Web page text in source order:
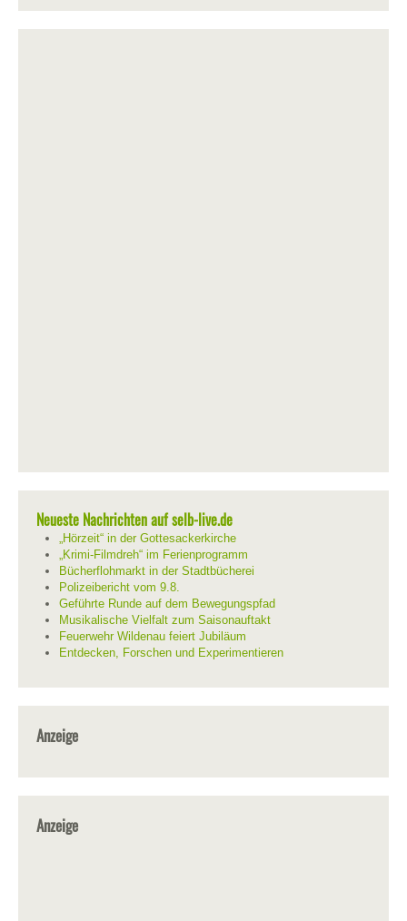
Neueste Nachrichten auf selb-live.de
„Hörzeit“ in der Gottesackerkirche
„Krimi-Filmdreh“ im Ferienprogramm
Bücherflohmarkt in der Stadtbücherei
Polizeibericht vom 9.8.
Geführte Runde auf dem Bewegungspfad
Musikalische Vielfalt zum Saisonauftakt
Feuerwehr Wildenau feiert Jubiläum
Entdecken, Forschen und Experimentieren
Anzeige
Anzeige